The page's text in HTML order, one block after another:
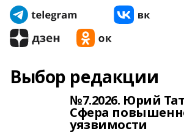
Выбор редакции
№7.2026. Юрий
Сфера
уязвимости